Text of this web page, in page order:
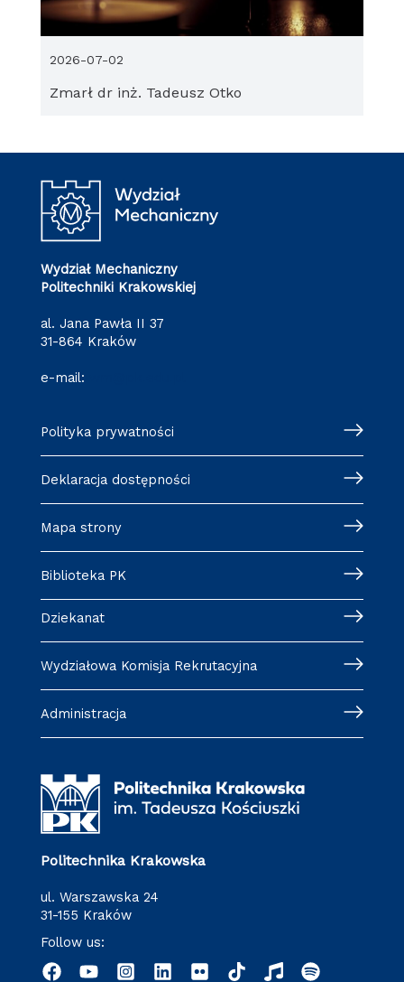
Zmarł dr inż. Tadeusz Otko
2026-07-02
Wydział Mechaniczny
Politechniki Krakowskiej
al. Jana Pawła II 37
31-864 Kraków
e-mail:
Polityka prywatności
Deklaracja dostępności
Mapa strony
Biblioteka PK
Dziekanat
Wydziałowa Komisja Rekrutacyjna
Administracja
Politechnika Krakowska
ul. Warszawska 24
31-155 Kraków
Follow us: